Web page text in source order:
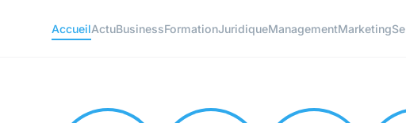
AccueilActuBusinessFormationJuridiqueManagementMarketing